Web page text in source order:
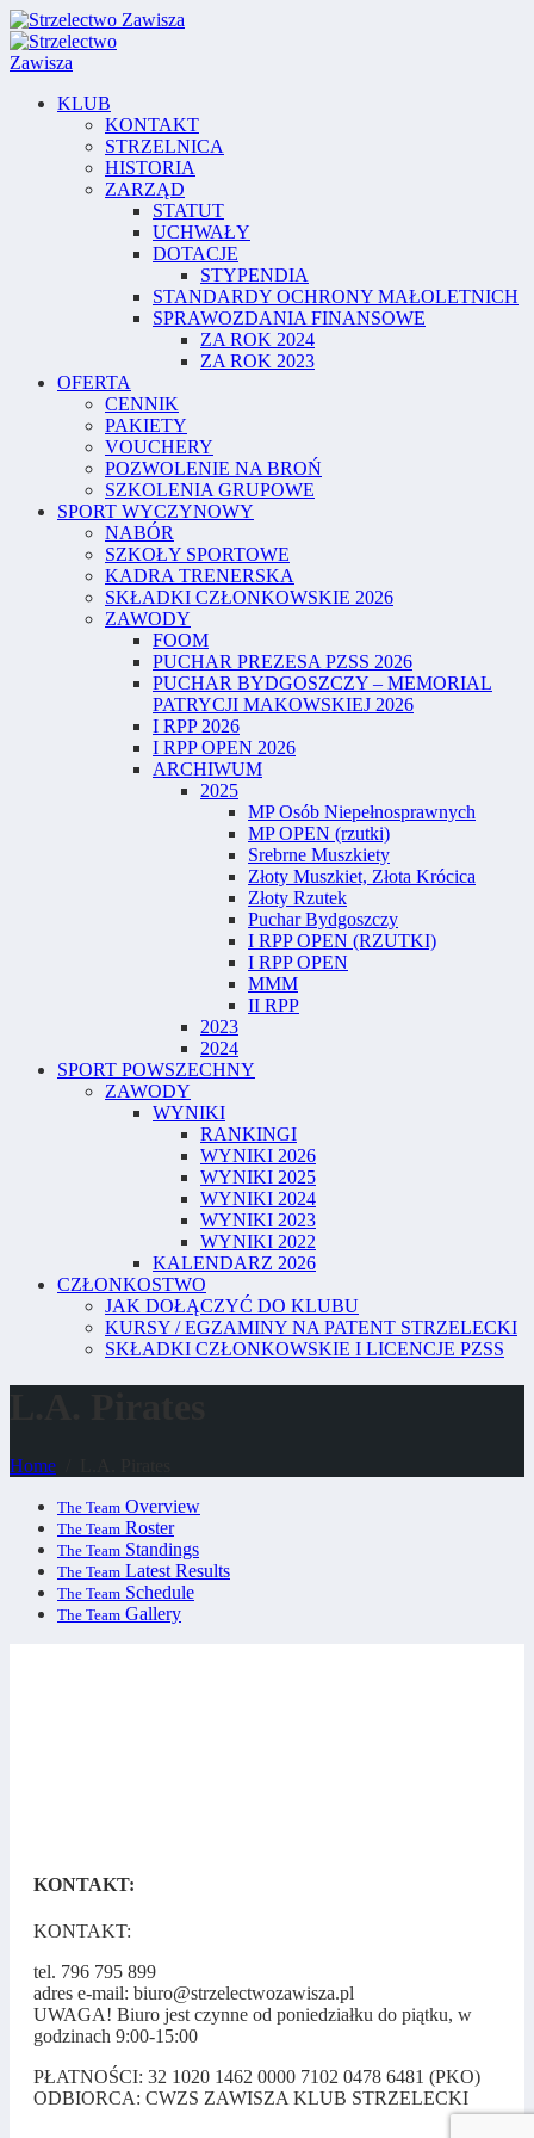
KLUB
KONTAKT
STRZELNICA
HISTORIA
ZARZĄD
STATUT
UCHWAŁY
DOTACJE
STYPENDIA
STANDARDY OCHRONY MAŁOLETNICH
SPRAWOZDANIA FINANSOWE
ZA ROK 2024
ZA ROK 2023
OFERTA
CENNIK
PAKIETY
VOUCHERY
POZWOLENIE NA BROŃ
SZKOLENIA GRUPOWE
SPORT WYCZYNOWY
NABÓR
SZKOŁY SPORTOWE
KADRA TRENERSKA
SKŁADKI CZŁONKOWSKIE 2026
ZAWODY
FOOM
PUCHAR PREZESA PZSS 2026
PUCHAR BYDGOSZCZY – MEMORIAL
PATRYCJI MAKOWSKIEJ 2026
I RPP 2026
I RPP OPEN 2026
ARCHIWUM
2025
MP Osób Niepełnosprawnych
MP OPEN (rzutki)
Srebrne Muszkiety
Złoty Muszkiet, Złota Krócica
Złoty Rzutek
Puchar Bydgoszczy
I RPP OPEN (RZUTKI)
I RPP OPEN
MMM
II RPP
2023
2024
SPORT POWSZECHNY
ZAWODY
WYNIKI
RANKINGI
WYNIKI 2026
WYNIKI 2025
WYNIKI 2024
WYNIKI 2023
WYNIKI 2022
KALENDARZ 2026
CZŁONKOSTWO
JAK DOŁĄCZYĆ DO KLUBU
KURSY / EGZAMINY NA PATENT STRZELECKI
SKŁADKI CZŁONKOWSKIE I LICENCJE PZSS
Home
The Team Overview
The Team Roster
The Team Standings
The Team Latest Results
The Team Schedule
The Team Gallery
KONTAKT:
KONTAKT:
tel. 796 795 899
adres e-mail: biuro@strzelectwozawisza.pl
UWAGA! Biuro jest czynne od poniedziałku do piątku, w
godzinach 9:00-15:00
PŁATNOŚCI: 32 1020 1462 0000 7102 0478 6481 (PKO)
ODBIORCA: CWZS ZAWISZA KLUB STRZELECKI